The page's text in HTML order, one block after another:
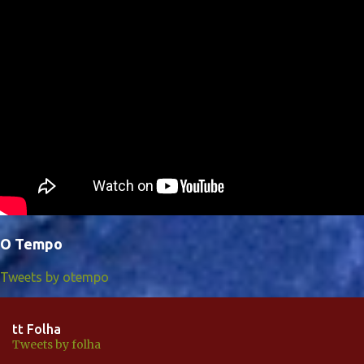
O Tempo
Tweets by otempo
tt Folha
Tweets by folha